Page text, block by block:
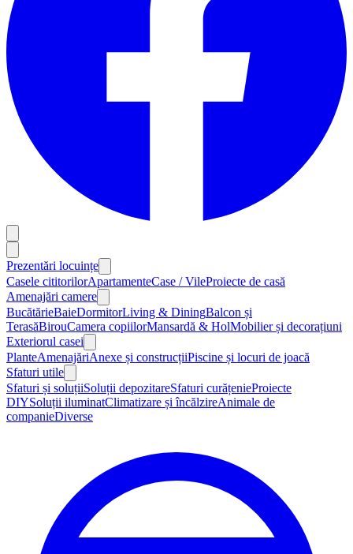
Prezentări locuințe
Casele cititorilorApartamenteCase / VileProiecte de casă
Amenajări camere
BucătărieBaieDormitorLiving & DiningBalcon și
TerasăBirouCamera copiilorMansardă & HolMobilier și decorațiuni
Exteriorul casei
PlanteAmenajăriAnexe și construcțiiPiscine și locuri de joacă
Sfaturi utile
Sfaturi și soluțiiSoluții depozitareSfaturi curățenieProiecte
DIYSoluții iluminatClimatizare și încălzireAnimale de
companieDiverse